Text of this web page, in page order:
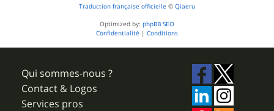
Traduction française officielle © Qiaeru
Optimized by: phpBB SEO
Confidentialité | Conditions
Qui sommes-nous ?
Contact & Logos
Services pros